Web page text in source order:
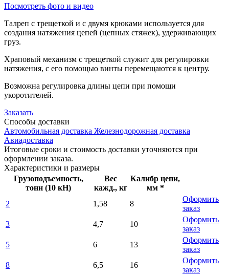
Посмотреть фото и видео
Талреп с трещеткой и с двумя крюками используется для
создания натяжения цепей (цепных стяжек), удерживающих
груз.
Храповый механизм с трещеткой служит для регулировки
натяжения, с его помощью винты перемещаются к центру.
Возможна регулировка длины цепи при помощи
укоротителей.
Заказать
Способы доставки
Автомобильная доставка Железнодорожная доставка
Авиадоставка
Итоговые сроки и стоимость доставки уточняются при
оформлении заказа.
Характеристики и размеры
Грузоподъемность,
тонн (10 кН)
Вес
кажд., кг
Калибр цепи,
мм *
2
1,58 8
Оформить
заказ
3
4,7 10
Оформить
заказ
5
6 13
Оформить
заказ
8
6,5 16
Оформить
заказ